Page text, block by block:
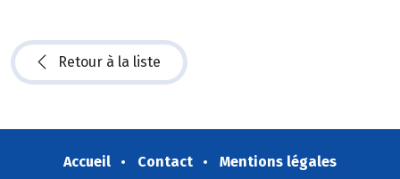
Retour à la liste
Accueil Contact
Mentions légales